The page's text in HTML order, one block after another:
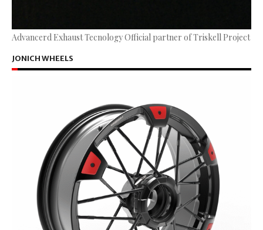
Advancerd Exhaust Tecnology Official partner of Triskell Project
JONICH WHEELS